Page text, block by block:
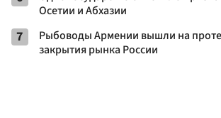
Осетии и Абхазии
7
Рыбоводы Армении вышли на
закрытия рынка России